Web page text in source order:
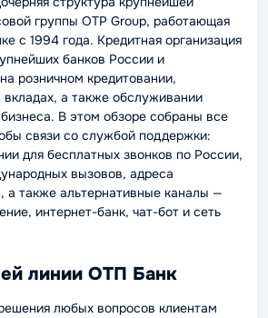
группы OTP Group, работающая
с 1994 года. Кредитная организация
банков России и
розничном кредитовании,
вкладах, а также обслуживании
В этом обзоре собраны все
связи со службой поддержки:
для бесплатных звонков по России,
вызовов, адреса
а также альтернативные каналы —
интернет-банк, чат-бот и сеть
линии ОТП Банк
любых вопросов клиентам